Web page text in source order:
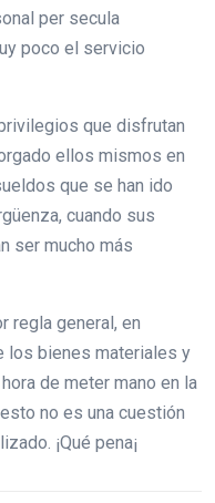
per secula
poco el servicio
que disfrutan
ellos mismos en
que se han ido
cuando sus
ser mucho más
regla general, en
los bienes materiales y
de meter mano en la
no es una cuestión
¡Qué pena¡